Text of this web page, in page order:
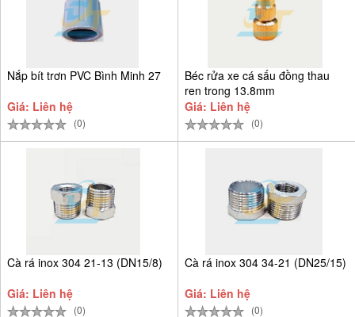
Nắp bít trơn PVC Bình Minh 27
Giá: Liên hệ
(0)
Béc rửa xe cá sấu đồng thau
ren trong 13.8mm
Giá: Liên hệ
(0)
Cà rá inox 304 21-13 (DN15/8)
Giá: Liên hệ
(0)
Cà rá inox 304 34-21 (DN25/15)
Giá: Liên hệ
(0)